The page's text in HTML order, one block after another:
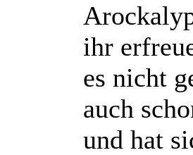
ihr
es nicht
auch
und hat